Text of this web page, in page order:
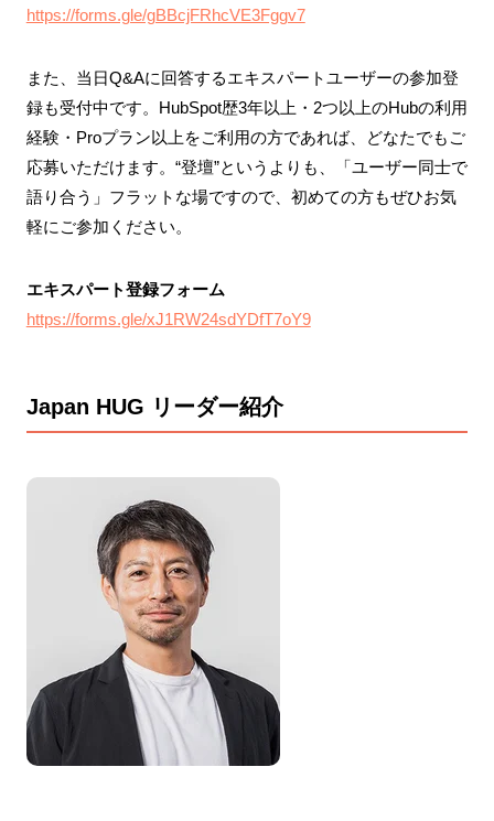
https://forms.gle/gBBcjFRhcVE3Fggv7
また、当日Q&Aに回答するエキスパートユーザーの参加登
録も受付中です。HubSpot歴3年以上・2つ以上のHubの利用
経験・Proプラン以上をご利用の方であれば、どなたでもご
応募いただけます。“登壇”というよりも、「ユーザー同士で
語り合う」フラットな場ですので、初めての方もぜひお気
軽にご参加ください。
エキスパート登録フォーム
https://forms.gle/xJ1RW24sdYDfT7oY9
Japan HUG リーダー紹介